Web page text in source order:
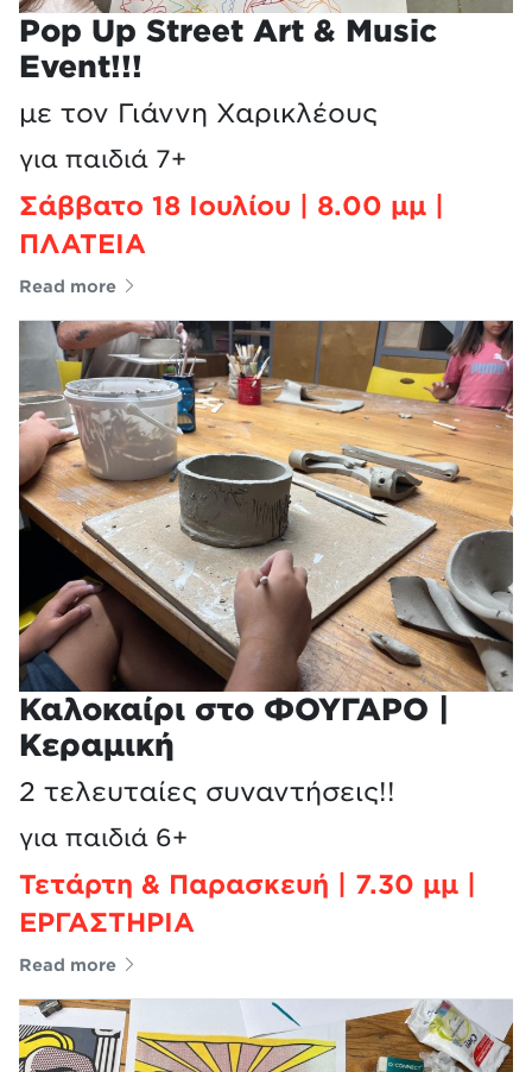
Pop Up Street Art & Music
Event!!!
Σάββατο 18 Ιουλίου | 8.00 μμ |
ΠΛΑΤΕΙΑ
με τον Γιάννη Χαρικλέους
για παιδιά 7+
Read more
Καλοκαίρι στο ΦΟΥΓΑΡΟ |
Κεραμική
Τετάρτη & Παρασκευή | 7.30 μμ |
ΕΡΓΑΣΤΗΡΙΑ
2 τελευταίες συναντήσεις!!
για παιδιά 6+
Read more